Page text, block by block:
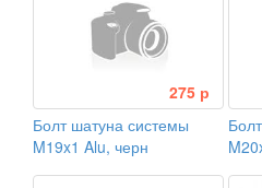
275 р
Болт шатуна системы
M19x1 Alu, черн